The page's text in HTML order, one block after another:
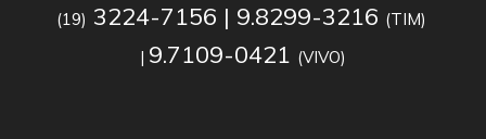
(19) 3224-7156 | 9.8299-3216 (TIM)
| 9.7109-0421 (VIVO)